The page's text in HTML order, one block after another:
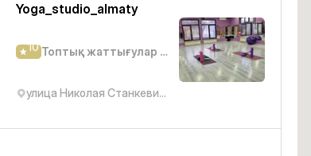
Yoga_studio_almaty
10 Топтық жаттығулар студиясы
улица Николая Станкевича, 43